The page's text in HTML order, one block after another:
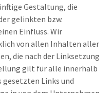
Gestaltung, die
gelinkten bzw.
Einfluss. Wir
von allen Inhalten aller
die nach der Linksetzung
gilt für alle innerhalb
Links und